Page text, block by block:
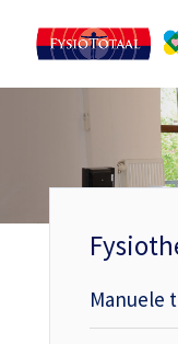
Manuele